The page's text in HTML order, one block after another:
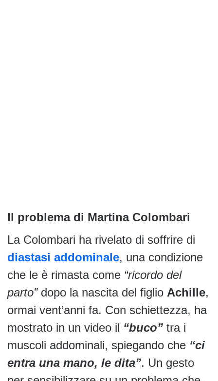
Il problema di Martina Colombari
La Colombari ha rivelato di soffrire di
diastasi addominale, una condizione
che le è rimasta come “ricordo del
parto” dopo la nascita del figlio Achille,
ormai vent’anni fa. Con schiettezza, ha
mostrato in un video il “buco” tra i
muscoli addominali, spiegando che “ci
entra una mano, le dita”. Un gesto